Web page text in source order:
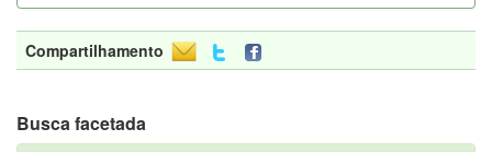
Compartilhamento
Busca facetada